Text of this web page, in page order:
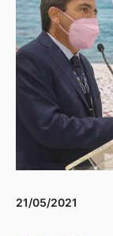
21/05/2021